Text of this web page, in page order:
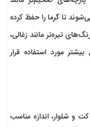
تا گرما را حفظ کرده
تیره‌تر مانند زغالی،
مورد استفاده قرار
و شلوار، اندازه مناسب